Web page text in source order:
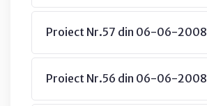
Proiect Nr.57 din 06-06-2008
Proiect Nr.56 din 06-06-2008